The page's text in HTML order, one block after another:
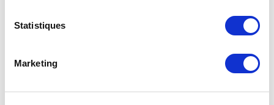
Statistiques
Marketing